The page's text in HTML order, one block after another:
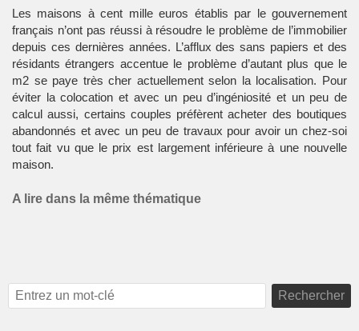
Les maisons à cent mille euros établis par le gouvernement
français n’ont pas réussi à résoudre le problème de l’immobilier
depuis ces dernières années. L’afflux des sans papiers et des
résidants étrangers accentue le problème d’autant plus que le
m2 se paye très cher actuellement selon la localisation. Pour
éviter la colocation et avec un peu d’ingéniosité et un peu de
calcul aussi, certains couples préfèrent acheter des boutiques
abandonnés et avec un peu de travaux pour avoir un chez-soi
tout fait vu que le prix est largement inférieure à une nouvelle
maison.
A lire dans la même thématique
Rechercher